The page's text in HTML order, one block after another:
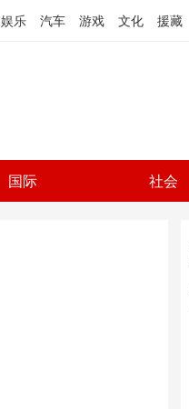
娱乐 汽车 游戏 文化 援藏
国际 社会